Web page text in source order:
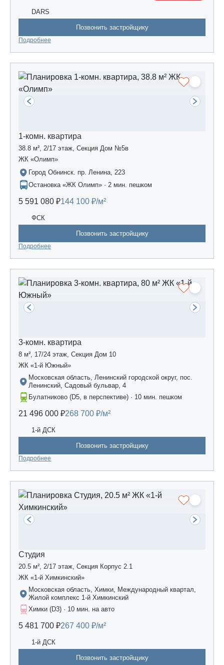
DARS
Позвонить застройщику
Подробнее
1-комн. квартира
38.8 м², 2/17 этаж, Секция Дом №5в
ЖК «Олимп»
Город Обнинск. пр. Ленина, 223
Остановка «ЖК Олимп» · 2 мин. пешком
5 591 080 ₽144 100 ₽/м²
ФСК
Позвонить застройщику
Подробнее
3-комн. квартира
8 м², 17/24 этаж, Секция Дом 10
ЖК «1-й Южный»
Московская область, Ленинский городской округ, пос.
Ленинский, Садовый бульвар, 4
Булатниково (D5, в перспективе) · 10 мин. пешком
21 496 000 ₽268 700 ₽/м²
1-й ДСК
Позвонить застройщику
Подробнее
Студия
20.5 м², 2/17 этаж, Секция Корпус 2.1
ЖК «1-й Химкинский»
Московская область, Химки, Международный квартал,
Жилой комплекс 1-й Химкинский
Химки (D3) · 10 мин. на авто
5 481 700 ₽267 400 ₽/м²
1-й ДСК
Позвонить застройщику